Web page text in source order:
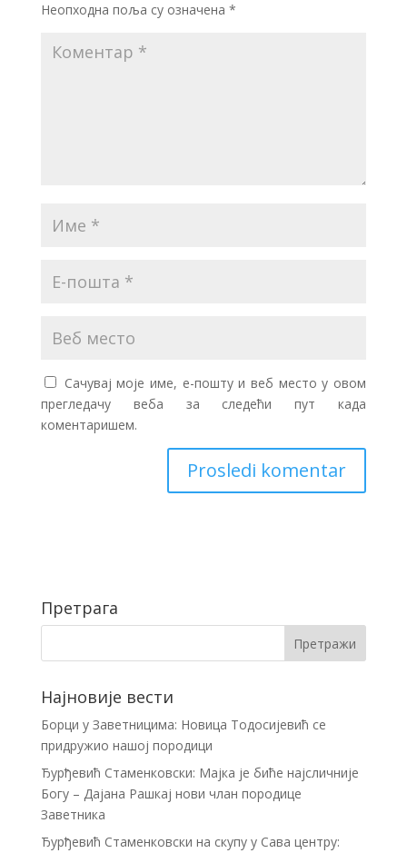
Неопходна поља су означена *
Сачувај моје име, е-пошту и веб место у овом
прегледачу веба за следећи пут када
коментаришем.
Претрага
Најновије вести
Борци у Заветницима: Новица Тодосијевић се
придружио нашој породици
Ђурђевић Стаменковски: Мајка је биће најсличније
Богу – Дајана Рашкај нови члан породице
Заветника
Ђурђевић Стаменковски на скупу у Сава центру: